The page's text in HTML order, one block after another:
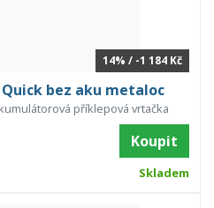
14% / -1 184 Kč
Quick bez aku metaloc
příklepová vrtačka
Koupit
Skladem